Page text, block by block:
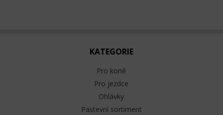
KATEGORIE
Pro koně
Pro jezdce
Ohlávky
Pastevní sortiment